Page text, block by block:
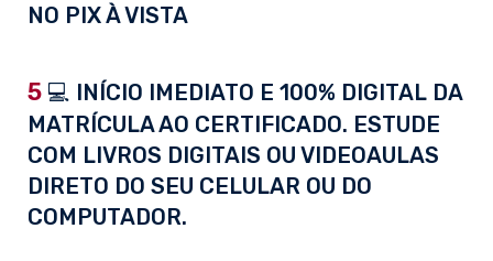
NO PIX À VISTA
5 💻 INÍCIO IMEDIATO E 100% DIGITAL DA
MATRÍCULA AO CERTIFICADO. ESTUDE
COM LIVROS DIGITAIS OU VIDEOAULAS
DIRETO DO SEU CELULAR OU DO
COMPUTADOR.